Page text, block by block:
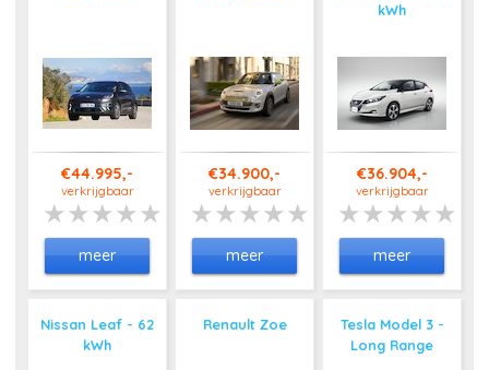
€44.995,-
verkrijgbaar
meer
€34.900,-
verkrijgbaar
meer
kWh
€36.904,-
verkrijgbaar
meer
Nissan Leaf - 62
kWh
Renault Zoe
Tesla Model 3 -
Long Range